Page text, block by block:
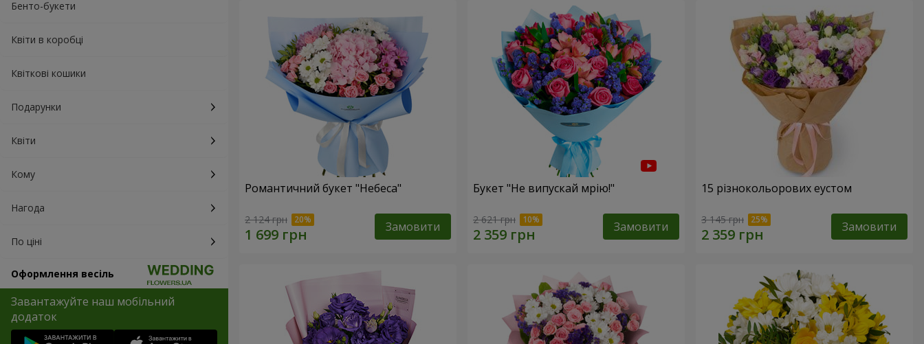
Бенто-букети
Квіти в коробці
Квіткові кошики
Подарунки
Квіти
Кому
Нагода
По ціні
Оформлення весіль
Завантажуйте наш мобільний
додаток
Романтичний букет "Небеса"
2 124 грн Замовити
Букет "Не випускай мрію!"
2 621 грн Замовити
15 різнокольорових еустом
3 145 грн Замовити